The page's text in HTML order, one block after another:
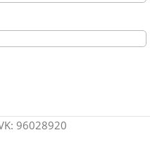
96028920